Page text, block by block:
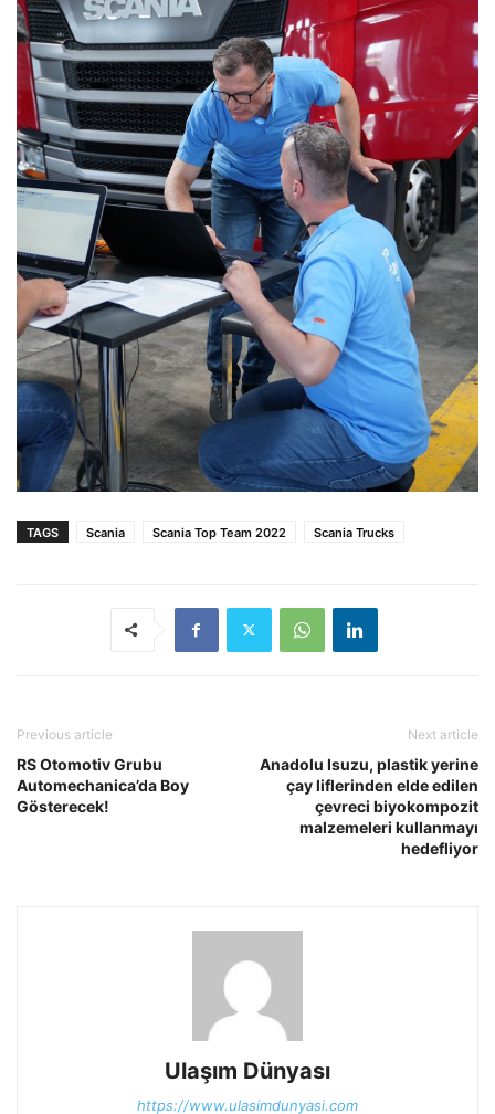
TAGS Scania Scania Top Team 2022 Scania Trucks
Previous article
RS Otomotiv Grubu
Automechanica’da Boy
Gösterecek!
Next article
Anadolu Isuzu, plastik yerine
çay liflerinden elde edilen
çevreci biyokompozit
malzemeleri kullanmayı
hedefliyor
Ulaşım Dünyası
https://www.ulasimdunyasi.com